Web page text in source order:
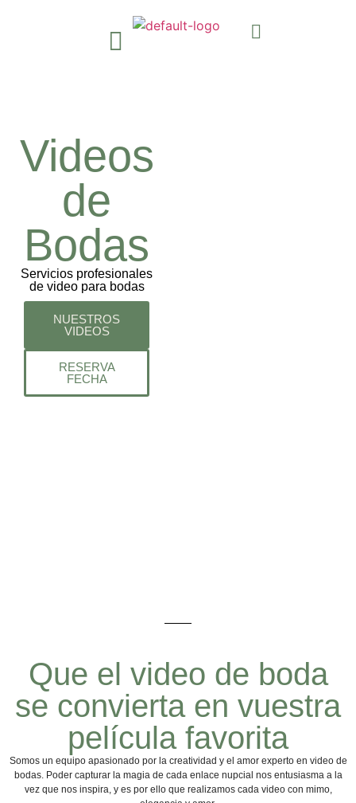
Videos
de
Bodas
Servicios profesionales
de video para bodas
NUESTROS
VIDEOS
RESERVA
FECHA
Que el video de boda
se convierta en vuestra
película favorita
Somos un equipo apasionado por la creatividad y el amor experto en video de
bodas. Poder capturar la magia de cada enlace nupcial nos entusiasma a la
vez que nos inspira, y es por ello que realizamos cada video con mimo,